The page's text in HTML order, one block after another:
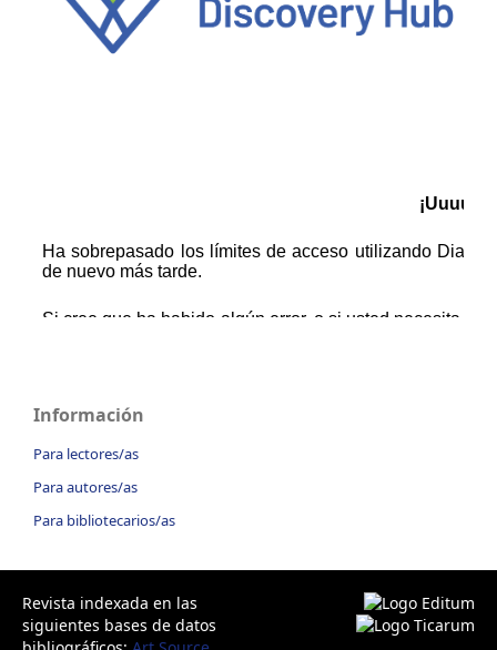
Información
Para lectores/as
Para autores/as
Para bibliotecarios/as
Revista indexada en las
siguientes bases de datos